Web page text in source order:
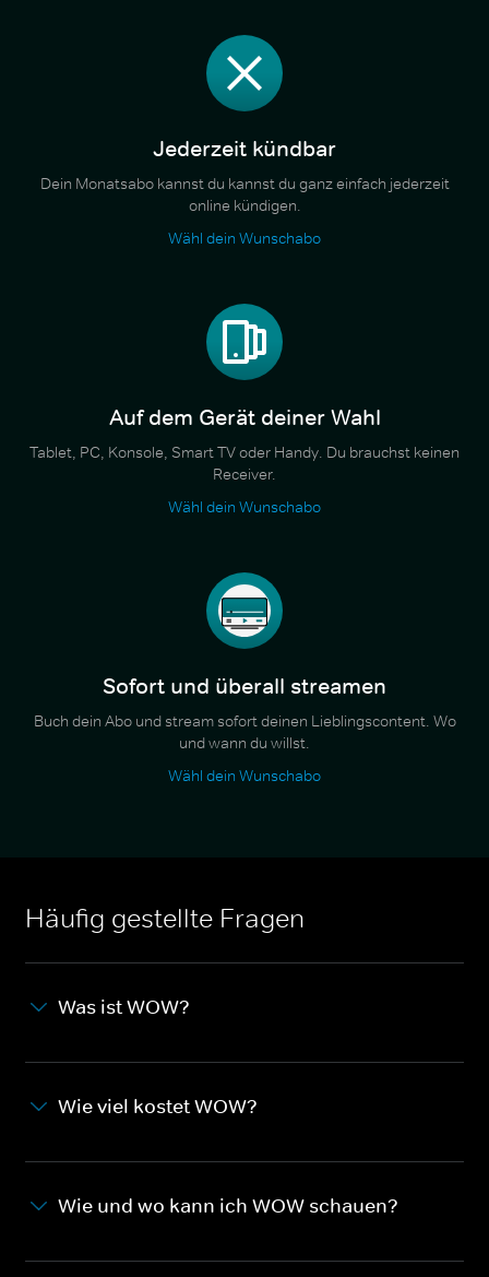
Jederzeit kündbar
Dein Monatsabo kannst du kannst du ganz einfach jederzeit
online kündigen.
Wähl dein Wunschabo
Auf dem Gerät deiner Wahl
Tablet, PC, Konsole, Smart TV oder Handy. Du brauchst keinen
Receiver.
Wähl dein Wunschabo
Sofort und überall streamen
Buch dein Abo und stream sofort deinen Lieblingscontent. Wo
und wann du willst.
Wähl dein Wunschabo
Häufig gestellte Fragen
Was ist WOW?
Wie viel kostet WOW?
Wie und wo kann ich WOW schauen?